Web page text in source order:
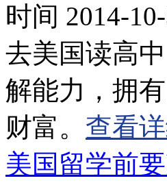
时间 2014-
去美国读高
解能力，拥
财富。 查看
美国留学前